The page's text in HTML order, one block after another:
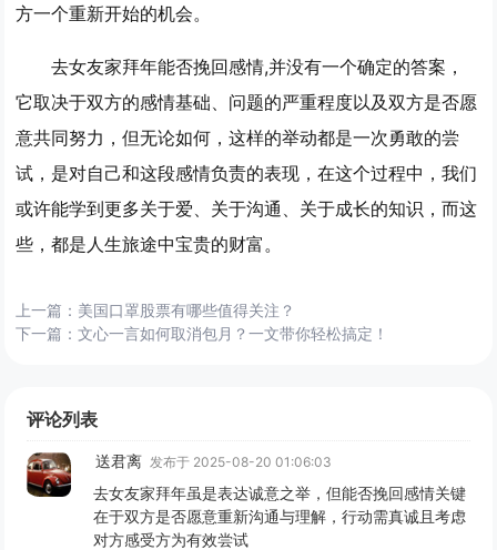
方一个重新开始的机会。
去女友家拜年能否挽回感情,并没有一个确定的答案，
它取决于双方的感情基础、问题的严重程度以及双方是否愿
意共同努力，但无论如何，这样的举动都是一次勇敢的尝
试，是对自己和这段感情负责的表现，在这个过程中，我们
或许能学到更多关于爱、关于沟通、关于成长的知识，而这
些，都是人生旅途中宝贵的财富。
上一篇： 美国口罩股票有哪些值得关注？
下一篇：文心一言如何取消包月？一文带你轻松搞定！
评论列表
送君离 发布于 2025-08-20 01:06:03
去女友家拜年虽是表达诚意之举，但能否挽回感情关键
在于双方是否愿意重新沟通与理解，行动需真诚且考虑
对方感受方为有效尝试